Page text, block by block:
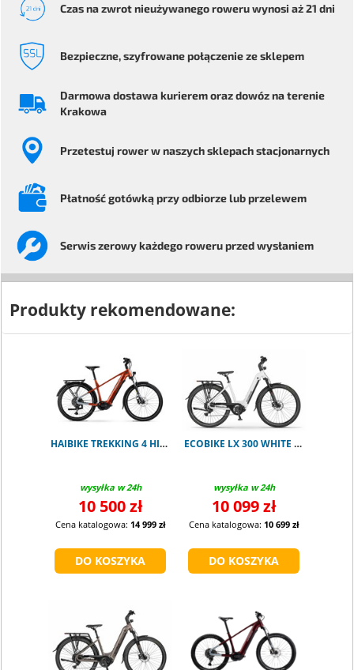
Czas na zwrotnieużywanego roweruwynosi aż 21 dni
Bezpieczne, szyfrowanepołączenie ze sklepem
Darmowa dostawa kurieremoraz dowóz na terenie
Krakowa
Przetestuj rowerw naszych sklepach stacjonarnych
Płatność gotówką przy odbiorzelub przelewem
Serwiszerowy każdegoroweru przed wysłaniem
Produkty rekomendowane:
HAIBIKE TREKKING 4 HIGH ORANGE M
wysyłka w 24h
10 500 zł
Cena katalogowa: 14 999 zł
ECOBIKE LX 300 WHITE 900Wh
wysyłka w 24h
10 099 zł
Cena katalogowa: 10 699 zł